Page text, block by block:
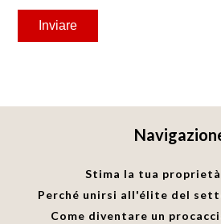
Inviare
Stima la tua
Perché unirsi all'élite del
Come diventare un